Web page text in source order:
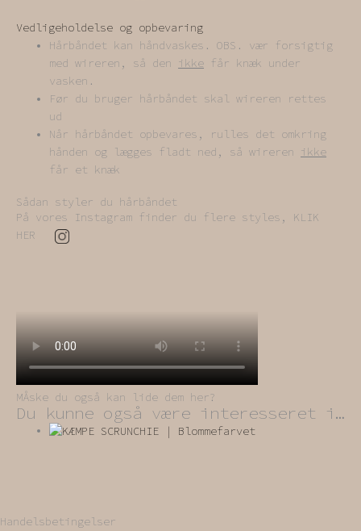
Vedligeholdelse og opbevaring
Hårbåndet kan håndvaskes. OBS. vær forsigtig
med wireren, så den ikke får knæk under
vasken.
Før du bruger hårbåndet skal wireren rettes
ud
Når hårbåndet opbevares, rulles det omkring
hånden og lægges fladt ned, så wireren ikke
får et knæk
Sådan styler du hårbåndet
På vores Instagram finder du flere styles, KLIK
HER
MÅske du også kan lide dem her?
Du kunne også være interesseret i…
Handelsbetingelser